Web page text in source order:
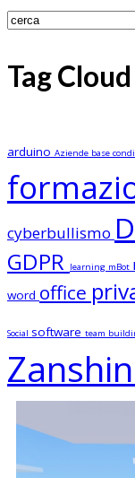
Tag Cloud
arduino Aziende base
cyberbullismo
GDPR learning mBot
word office
Social software team